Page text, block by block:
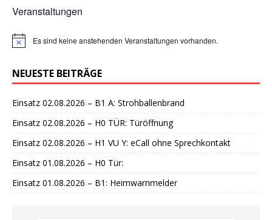
Veranstaltungen
H
w
e
s
Es sind keine anstehenden Veranstaltungen vorhanden.
NEUESTE BEITRÄGE
Einsatz 02.08.2026 – B1 A: Strohballenbrand
Einsatz 02.08.2026 – H0 TÜR: Türöffnung
Einsatz 02.08.2026 – H1 VU Y: eCall ohne Sprechkontakt
Einsatz 01.08.2026 – H0 Tür:
Einsatz 01.08.2026 – B1: Heimwarnmelder